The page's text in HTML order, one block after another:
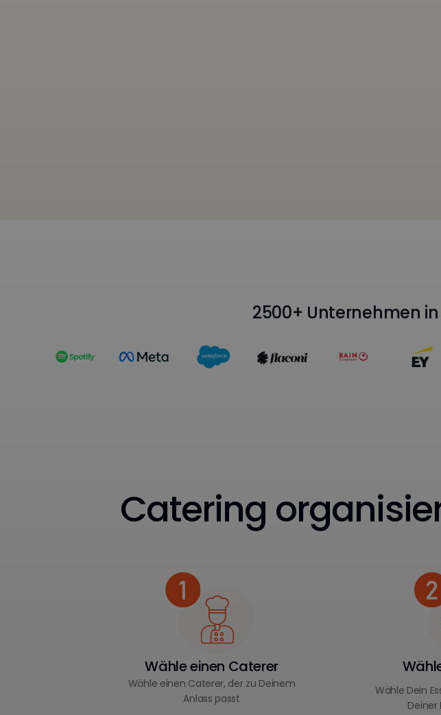
2500+ Unternehmen
Catering
Wähle einen Caterer
Wähle einen Caterer, der zu Deinem
Anlass passt
Wähle Dein
Deiner